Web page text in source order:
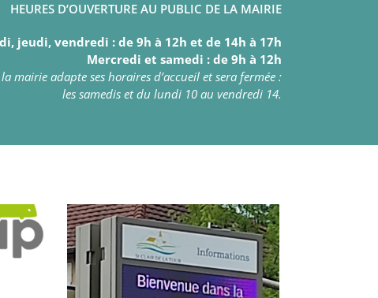
HEURES D’OUVERTURE AU PUBLIC DE LA MAIRIE
jeudi, vendredi : de 9h à 12h et de 14h à 17h
Mercredi et samedi : de 9h à 12h
mairie adapte ses horaires d’accueil et sera fermée :
les samedis et du lundi 10 au vendredi 14.